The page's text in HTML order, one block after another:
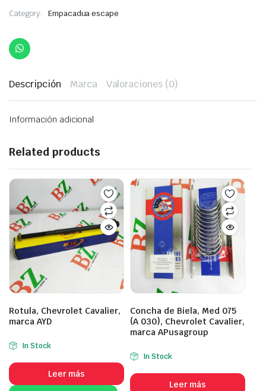
Category: Empacadua escape
Descripción Marca Valoraciones (0)
Información adicional
Related products
Rotula, Chevrolet Cavalier,
marca AYD
In Stock
Leer más
Concha de Biela, Med 075
(A 030), Chevrolet Cavalier,
marca APusagroup
In Stock
Leer más